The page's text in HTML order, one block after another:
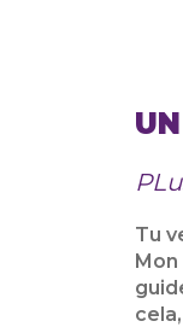
Tu